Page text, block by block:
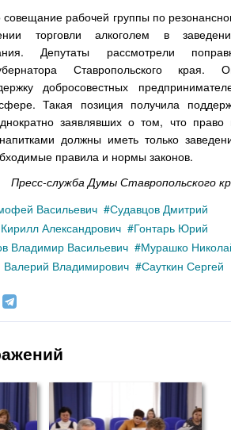
рабочей группы по
торговли алкоголем в
Депутаты рассмотрели
Ставропольского края.
добросовестных
Такая позиция получила
заявлявших о том, что право
должны иметь только
правила и нормы законов.
Пресс-служба Думы Ставропольского
Васильевич
Судавцов Дмитрий
Александрович
Гонтарь Юрий
Владимир Васильевич
Мурашко
Валерий Владимирович
Сауткин Сергей